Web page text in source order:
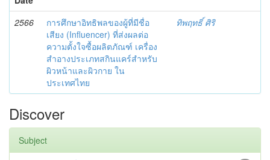
2566
การศึกษาอิทธิพลของผู้ที่มีชื่อ
เสียง (Influencer) ที่ส่งผลต่อ
ความตั้งใจซื้อผลิตภัณฑ์ เครื่อง
สำอางประเภทสกินแคร์สำหรับ
ผิวหน้าและผิวกาย ใน
ประเทศไทย
ทิพฤทธิ์ ศิริ
Discover
Subject